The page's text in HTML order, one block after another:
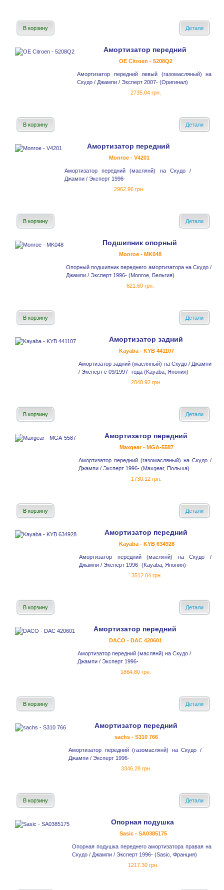
В корзину Детали
Амортизатор передний
OE Citroen - 5208Q2
Амортизатор передний левый (газомасляный) на
Скудо / Джампи / Эксперт 2007- (Оригинал)
2735.04 грн.
В корзину Детали
Амортизатор передний
Monroe - V4201
Амортизатор передний (маслянй) на Скудо /
Джампи / Эксперт 1996-
2962.96 грн.
В корзину Детали
Подшипник опорный
Monroe - MK048
Опорный подшипник переднего амортизатора на Скудо /
Джампи / Эксперт 1996- (Monroe, Бельгия)
621.60 грн.
В корзину Детали
Амортизатор задний
Kayaba - KYB 441107
Амортизатор задний (масляный) на Скудо / Джампи
/ Эксперт с 09/1997- года (Kayaba, Япония)
2040.92 грн.
В корзину Детали
Амортизатор передний
Maxgear - MGA-5587
Амортизатор передний (газомасляный) на Скудо /
Джампи / Эксперт 1996- (Maxgear, Польша)
1730.12 грн.
В корзину Детали
Амортизатор передний
Kayaba - KYB 634928
Амортизатор передний (маслянй) на Скудо /
Джампи / Эксперт 1996- (Kayaba, Япония)
3512.04 грн.
В корзину Детали
Амортизатор передний
DACO - DAC 420601
Амортизатор передний (маслянй) на Скудо /
Джампи / Эксперт 1996-
1864.80 грн.
В корзину Детали
Амортизатор передний
sachs - S310 766
Амортизатор передний (газомаслянй) на Скудо /
Джампи / Эксперт 1996-
3346.28 грн.
В корзину Детали
Опорная подушка
Sasic - SA0385175
Опорная подушка переднего амортизатора правая на
Скудо / Джампи / Эксперт 1996- (Sasic, Франция)
1217.30 грн.